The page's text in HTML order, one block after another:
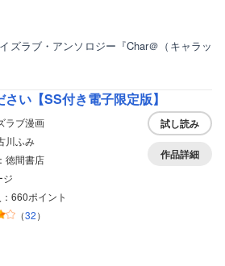
ズラブ・アンソロジー『Char＠（キャラッ
い【SS付き電子限定版】
ラブ漫画
川ふみ
徳間書店
ジ
660ポイント
（32）
試し読み
作品詳細